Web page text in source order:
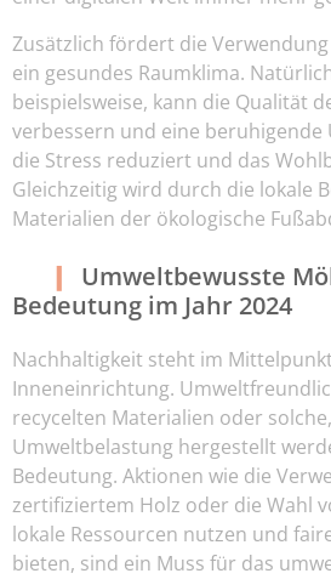
Zusätzlich fördert die
ein gesundes Raumklima.
beispielsweise, kann die Qualität
verbessern und eine beruhigende
die Stress reduziert und das
Gleichzeitig wird durch die lokale
Materialien der ökologische
Umweltbewusste
Bedeutung im Jahr 2024
Nachhaltigkeit steht im
Inneneinrichtung.
recycelten Materialien oder
Umweltbelastung hergestellt
Bedeutung. Aktionen wie die
zertifiziertem Holz oder die Wahl
lokale Ressourcen nutzen und
bieten, sind ein Muss für das